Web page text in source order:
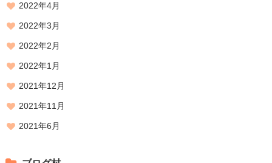
2022年4月
2022年3月
2022年2月
2022年1月
2021年12月
2021年11月
2021年6月